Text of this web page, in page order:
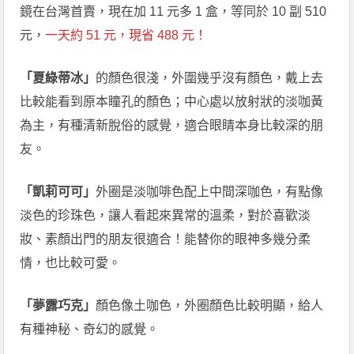
鏡在台灣首賣，現在加 11 元多 1 盒，等同於 10 副 510
元，一天約 51 元，現省 488 元！
「夏綠蒂冰」 的顏色很淺，外圍幾乎沒有顏色，戴上去
比較能看到原本瞳孔的顏色；中心處以放射狀的淡咖黃
為主，有種清新脫俗的感覺，適合眼睛本身比較深的朋
友。
「凱莉可可」外圈是淡咖啡色配上中間深咖色，有點像
淡色的珍珠色，讓人看起來異常的溫柔，對於喜歡淡
妝、素顏出門的朋友很適合！能替你的眼神多幾分柔
情，也比較可愛。
「夢露巧克」 顏色像土咖色，外圈顏色比較明顯，給人
有種神秘、奇幻的感覺。